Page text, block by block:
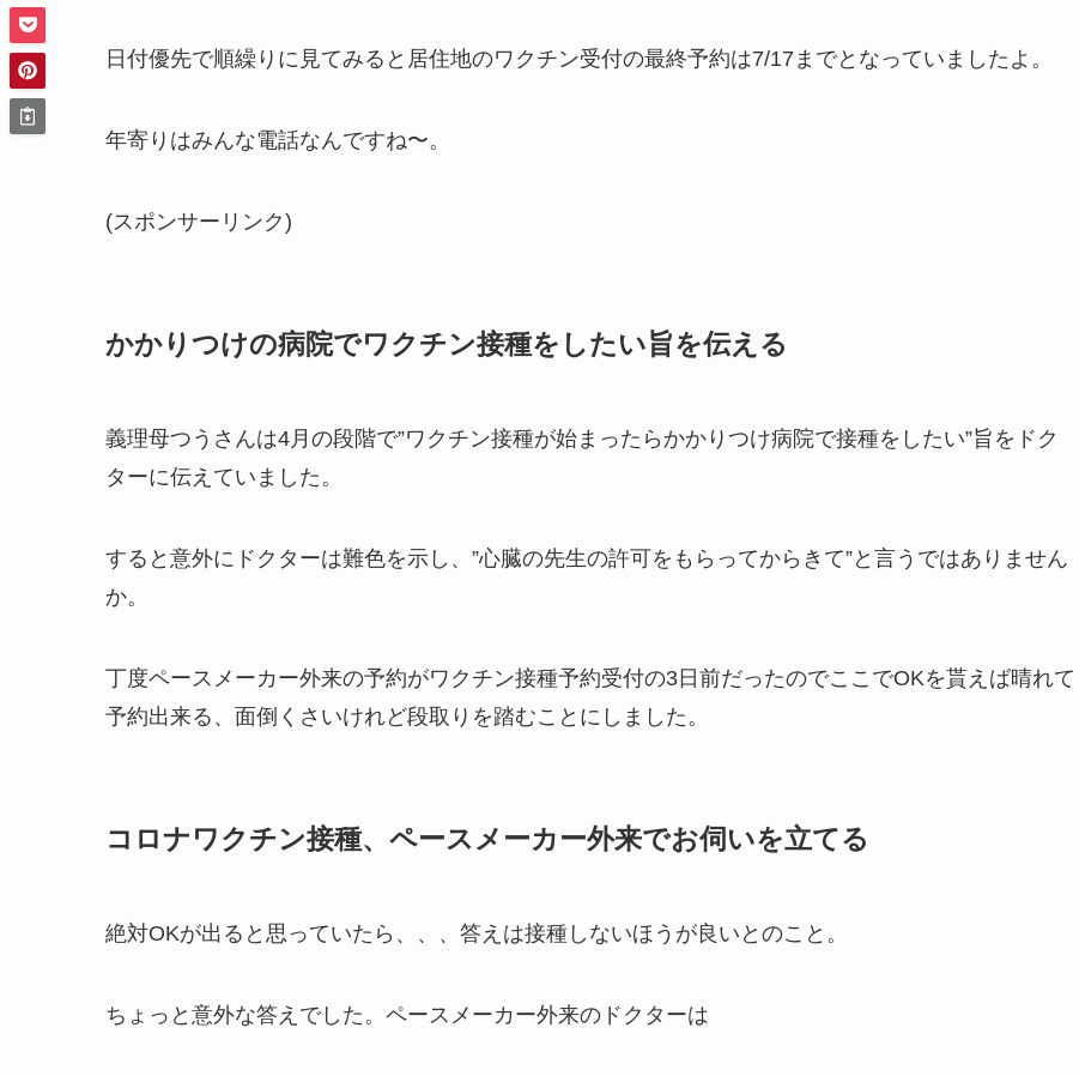
日付優先で順繰りに見てみると居住地のワクチン受付の最終予約は7/17までとなっていましたよ。
年寄りはみんな電話なんですね〜。
(スポンサーリンク)
かかりつけの病院でワクチン接種をしたい旨を伝える
義理母つうさんは4月の段階で”ワクチン接種が始まったらかかりつけ病院で接種をしたい”旨をドク
ターに伝えていました。
すると意外にドクターは難色を示し、”心臓の先生の許可をもらってからきて”と言うではありません
か。
丁度ペースメーカー外来の予約がワクチン接種予約受付の3日前だったのでここでOKを貰えば晴れて
予約出来る、面倒くさいけれど段取りを踏むことにしました。
コロナワクチン接種、ペースメーカー外来でお伺いを立てる
絶対OKが出ると思っていたら、、、答えは接種しないほうが良いとのこと。
ちょっと意外な答えでした。ペースメーカー外来のドクターは